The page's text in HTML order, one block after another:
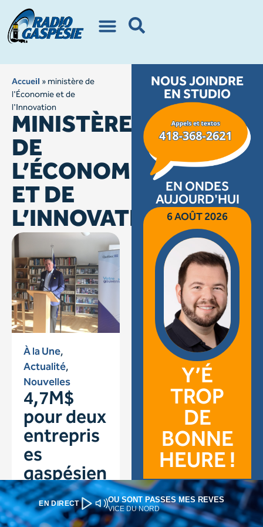
EN DIRECT OU SONT PASSES MES REVES
VICE DU NORD